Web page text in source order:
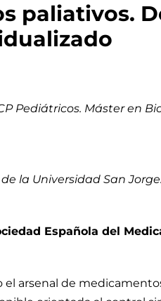
paliativos.
Pediátricos. Máster en
la Universidad San
Española del
arsenal de